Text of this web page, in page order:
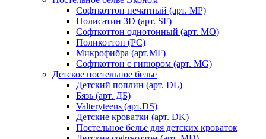
Софткоттон печатный (арт. MР)
Полисатин 3D (арт. SF)
Софткоттон однотонный (арт. MO)
Поликоттон (PC)
Микрофибра (арт.MF)
Софткоттон с гипюром (арт. MG)
Детское постельное белье
Детский поплин (арт. DL)
Бязь (арт. ДБ)
Valteryteens (арт.DS)
Детские кроватки (арт. DK)
Постельное белье для детских кроваток